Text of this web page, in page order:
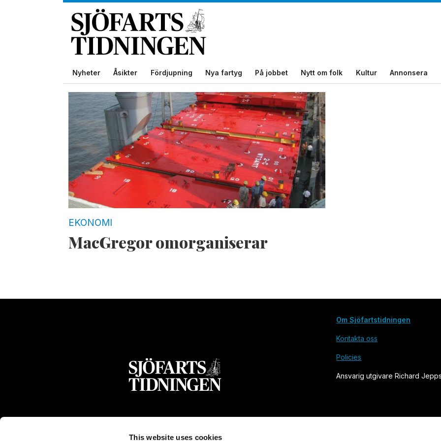
This website uses cookies
Nyheter Åsikter Fördjupning Nya fartyg På jobbet Nytt om folk Kultur Annonsera
cargotech
EKONOMI
MacGregor omorganiserar
Om Sjöfartstidningen
Kontakta oss
Policies
Ansvarig utgivare Richard